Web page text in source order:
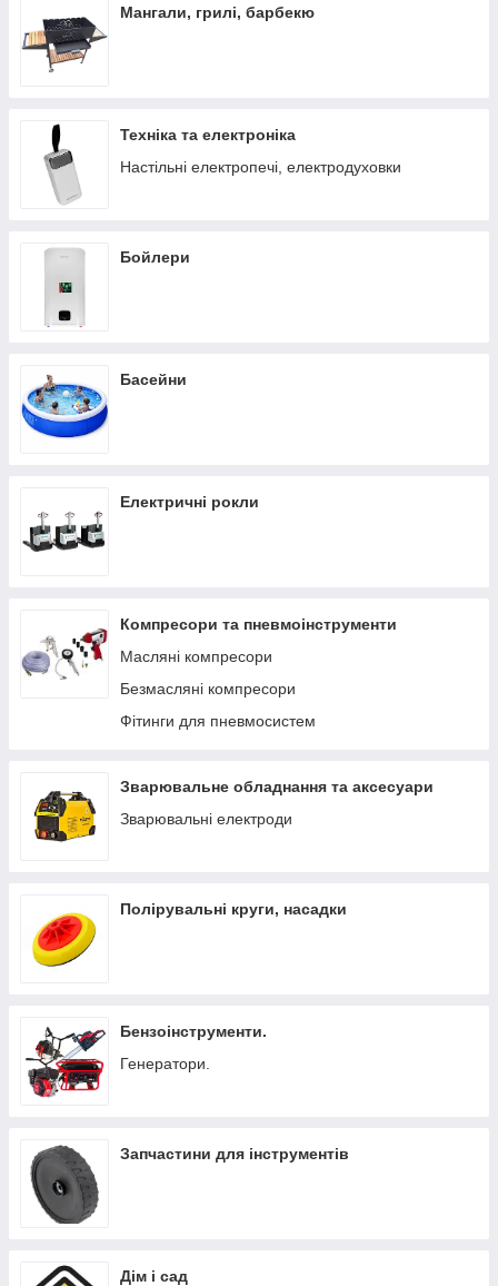
Стелажі
Мангали, грилі, барбекю
Техніка та електроніка
Настільні електропечі, електродуховки
Бойлери
Басейни
Електричні рокли
Компресори та пневмоінструменти
Масляні компресори
Безмасляні компресори
Фітинги для пневмосистем
Зварювальне обладнання та аксесуари
Зварювальні електроди
Полірувальні круги, насадки
Бензоінструменти.
Генератори.
Запчастини для інструментів
Дім і сад